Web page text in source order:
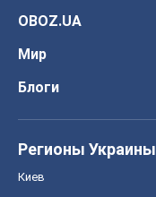
OBOZ.UA
Мир
Блоги
Регионы Украины
Киев